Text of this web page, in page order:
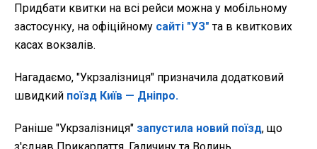
Придбати квитки на всі рейси можна у мобільному
застосунку, на офіційному сайті "УЗ" та в квиткових
касах вокзалів.
Нагадаємо, "Укрзалізниця" призначила додатковий
швидкий поїзд Київ — Дніпро.
Раніше "Укрзалізниця" запустила новий поїзд, що